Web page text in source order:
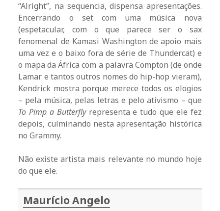
“Alright”, na sequencia, dispensa apresentações.
Encerrando o set com uma música nova
(espetacular, com o que parece ser o sax
fenomenal de Kamasi Washington de apoio mais
uma vez e o baixo fora de série de Thundercat) e
o mapa da África com a palavra Compton (de onde
Lamar e tantos outros nomes do hip-hop vieram),
Kendrick mostra porque merece todos os elogios
– pela música, pelas letras e pelo ativismo – que
To Pimp a Butterflyrepresenta e tudo que ele fez
depois, culminando nesta apresentação histórica
no Grammy.
Não existe artista mais relevante no mundo hoje
do que ele.
Maurício Angelo